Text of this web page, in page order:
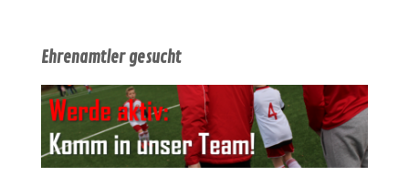
Ehrenamtler gesucht